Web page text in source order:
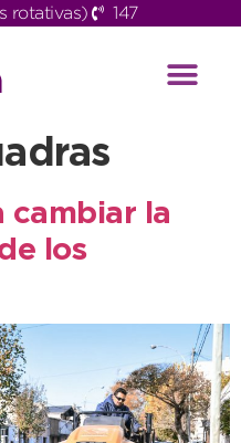
rotativas) 147
cambiar la
los